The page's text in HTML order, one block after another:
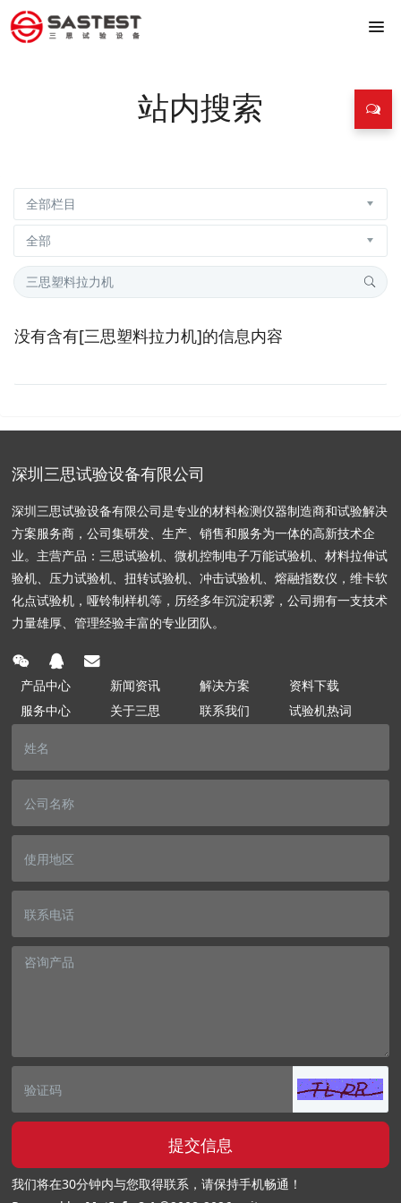
站内搜索
没有含有[三思塑料拉力机]的信息内容
深圳三思试验设备有限公司
深圳三思试验设备有限公司是专业的材料检测仪器制造商和试验解决
方案服务商，公司集研发、生产、销售和服务为一体的高新技术企
业。主营产品：三思试验机、微机控制电子万能试验机、材料拉伸试
验机、压力试验机、扭转试验机、冲击试验机、熔融指数仪，维卡软
化点试验机，哑铃制样机等，历经多年沉淀积雾，公司拥有一支技术
力量雄厚、管理经验丰富的专业团队。
产品中心 新闻资讯 解决方案
资料下载
服务中心
关于三思 联系我们 试验机热词
提交信息
我们将在30分钟内与您取得联系，请保持手机畅通！